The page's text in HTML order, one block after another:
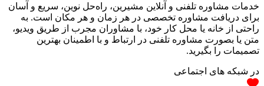
خدمات مشاوره تلفنی و آنلاین مشیرین، راه‌‌حل نوین، سریع و آسان
برای دریافت مشاوره تخصصی در هر زمان و هر مکان است. به
راحتی از خانه یا محل کار خود، با مشاوران مجرب از طریق ویدیو،
متن یا بصورت مشاوره تلفنی در ارتباط و با اطمینان بهترین
تصمیمات را بگیرید.
در شبکه های اجتماعی